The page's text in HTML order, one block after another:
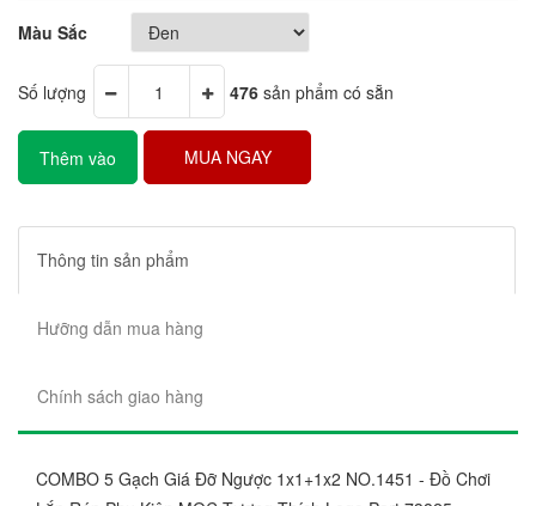
Màu Sắc
Số lượng 476 sản phẩm có sẵn
Thêm vào MUA NGAY
Thông tin sản phẩm
Hưỡng dẫn mua hàng
Chính sách giao hàng
COMBO 5 Gạch Giá Đỡ Ngược 1x1+1x2 NO.1451 - Đồ Chơi